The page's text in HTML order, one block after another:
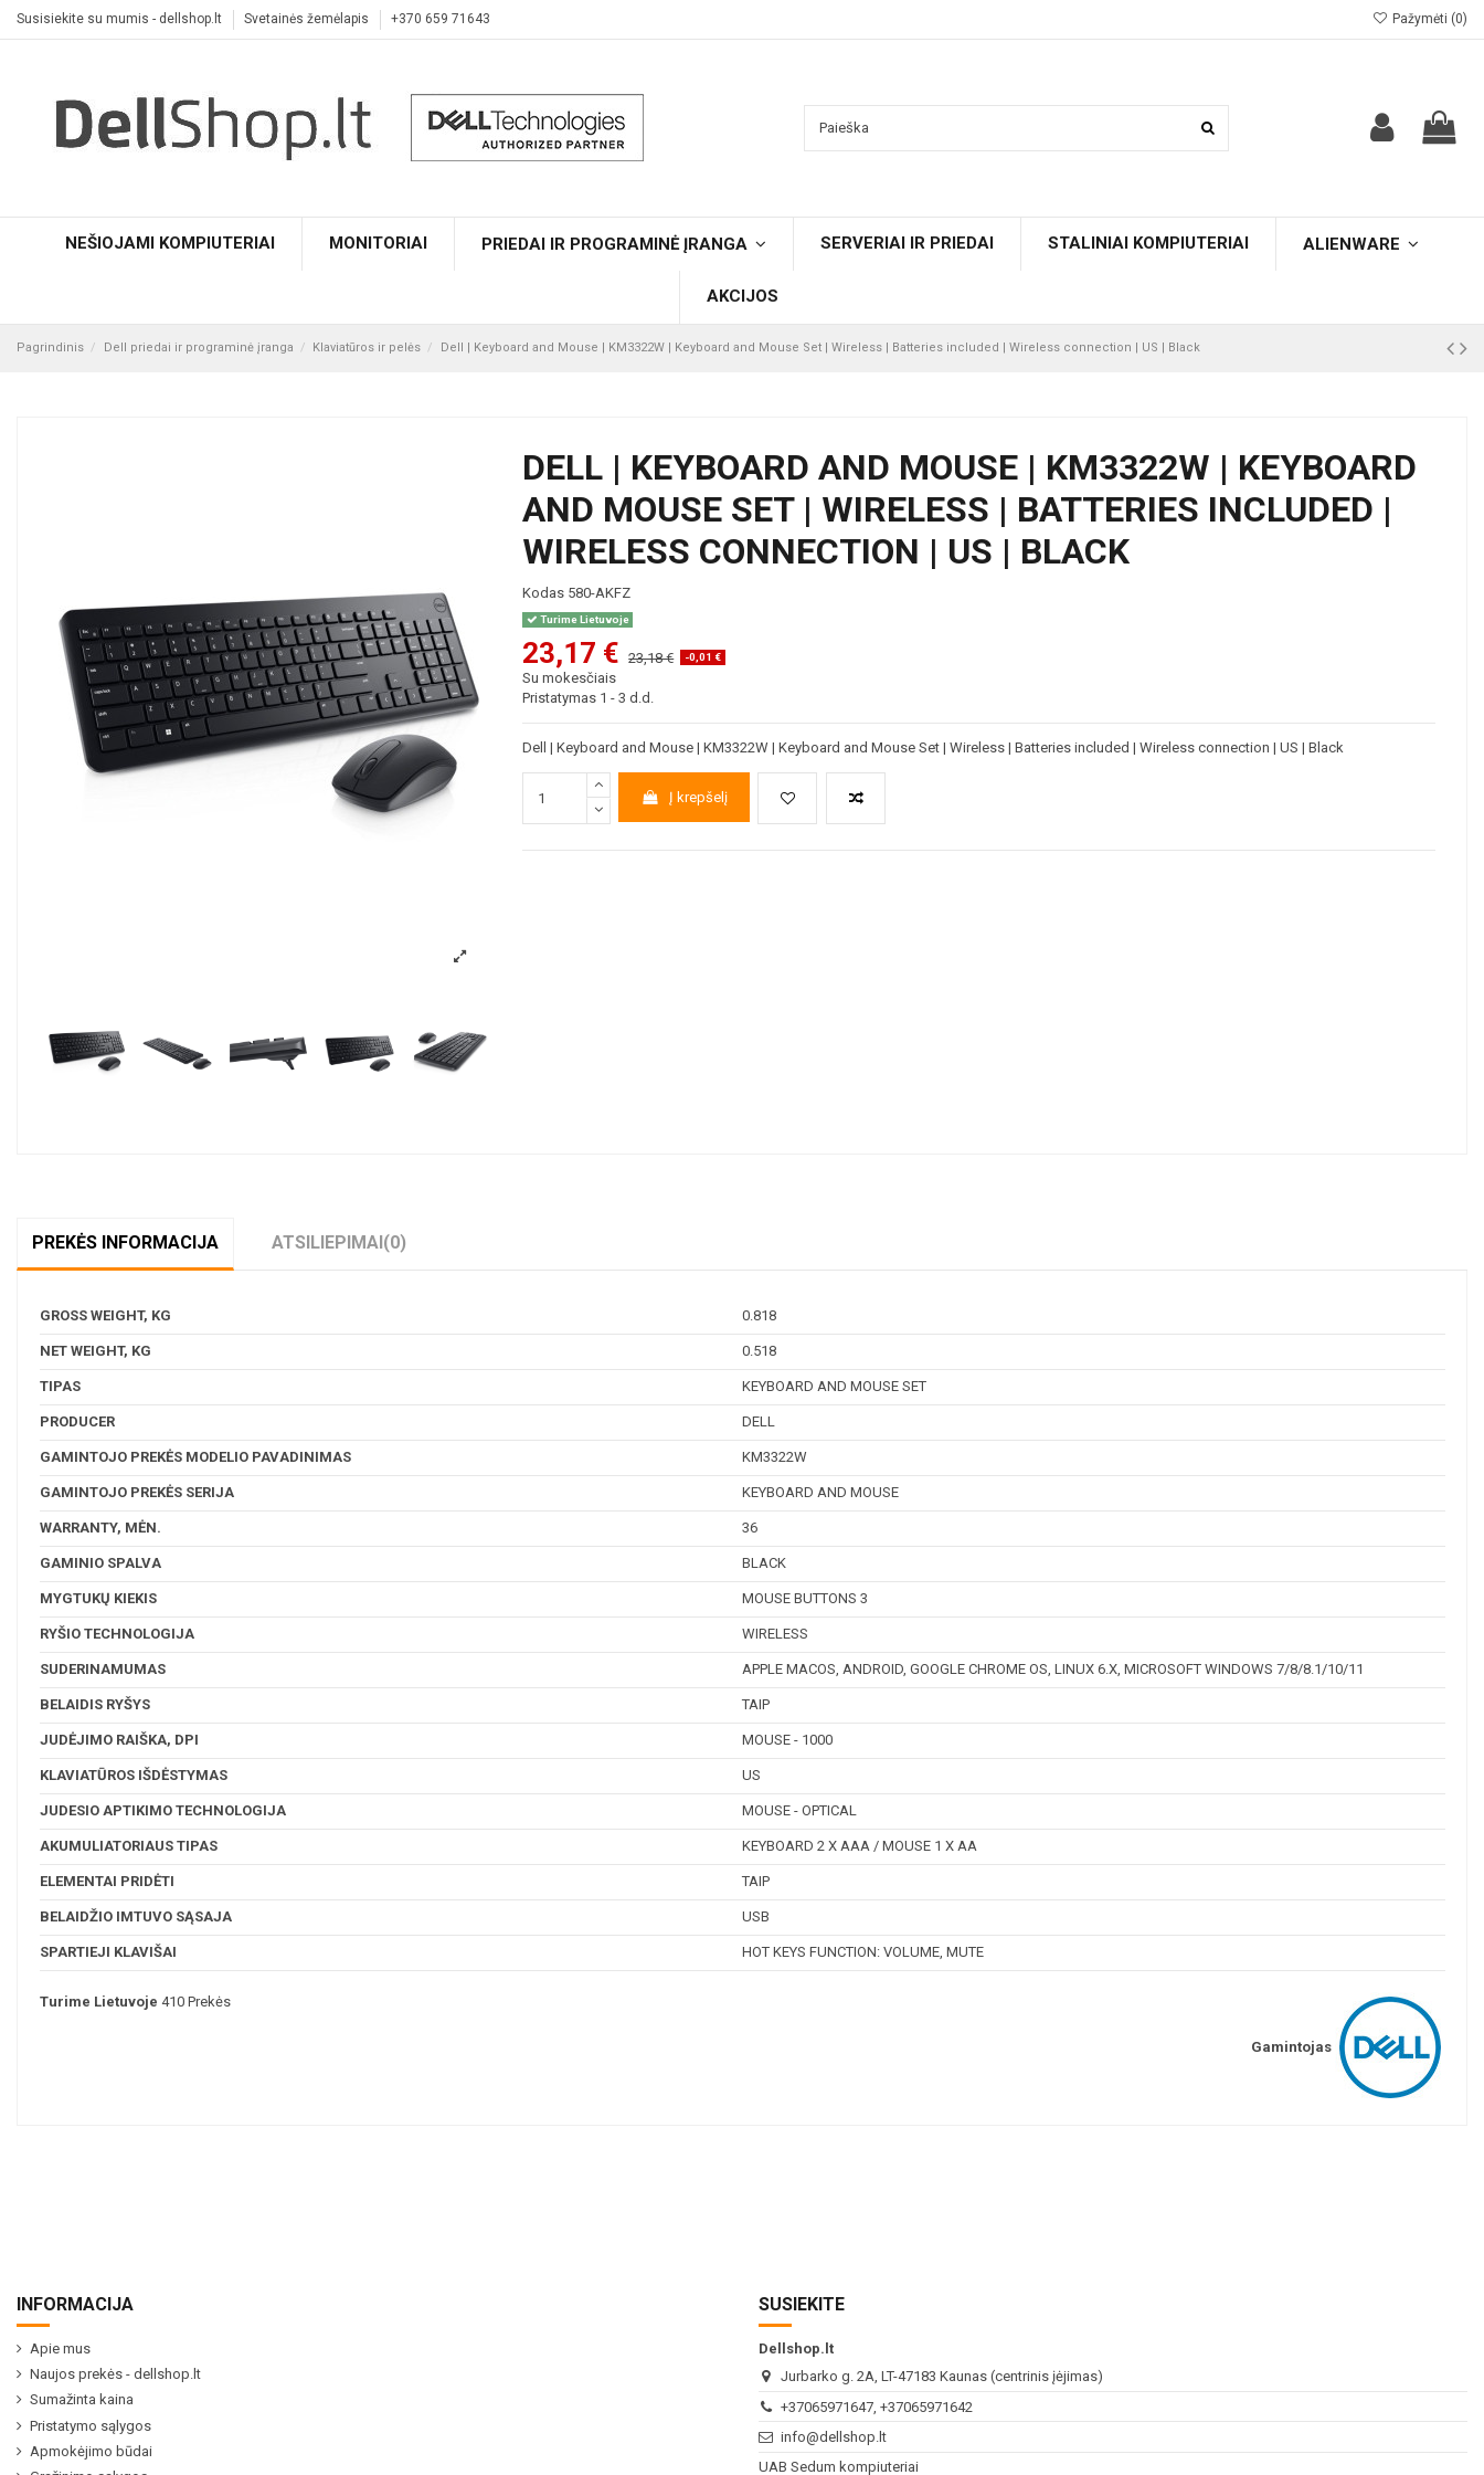
Susisiekite su mumis - dellshop.lt Svetainės žemėlapis +370 659 71643 Pažymėti (0)
NEŠIOJAMI KOMPIUTERIAI MONITORIAI PRIEDAI IR PROGRAMINĖ ĮRANGA SERVERIAI IR PRIEDAI STALINIAI KOMPIUTERIAI ALIENWARE
AKCIJOS
Pagrindinis Dell priedai ir programinė įranga Klaviatūros ir pelės Dell | Keyboard and Mouse | KM3322W | Keyboard and Mouse Set | Wireless | Batteries included | Wireless connection | US | Black
DELL | KEYBOARD AND MOUSE | KM3322W | KEYBOARD
AND MOUSE SET | WIRELESS | BATTERIES INCLUDED |
WIRELESS CONNECTION | US | BLACK
Kodas 580-AKFZ
Turime Lietuvoje
23,17 € 23,18 € -0,01 €
Su mokesčiais
Pristatymas 1 - 3 d.d.
Dell | Keyboard and Mouse | KM3322W | Keyboard and Mouse Set | Wireless | Batteries included | Wireless connection | US | Black
Į krepšelį
PREKĖS INFORMACIJA ATSILIEPIMAI(0)
GROSS WEIGHT, KG 0.818
NET WEIGHT, KG 0.518
TIPAS KEYBOARD AND MOUSE SET
PRODUCER DELL
GAMINTOJO PREKĖS MODELIO PAVADINIMAS KM3322W
GAMINTOJO PREKĖS SERIJA KEYBOARD AND MOUSE
WARRANTY, MĖN. 36
GAMINIO SPALVA BLACK
MYGTUKŲ KIEKIS MOUSE BUTTONS 3
RYŠIO TECHNOLOGIJA WIRELESS
SUDERINAMUMAS APPLE MACOS, ANDROID, GOOGLE CHROME OS, LINUX 6.X, MICROSOFT WINDOWS 7/8/8.1/10/11
BELAIDIS RYŠYS TAIP
JUDĖJIMO RAIŠKA, DPI MOUSE - 1000
KLAVIATŪROS IŠDĖSTYMAS US
JUDESIO APTIKIMO TECHNOLOGIJA MOUSE - OPTICAL
AKUMULIATORIAUS TIPAS KEYBOARD 2 X AAA / MOUSE 1 X AA
ELEMENTAI PRIDĖTI TAIP
BELAIDŽIO IMTUVO SĄSAJA USB
SPARTIEJI KLAVIŠAI HOT KEYS FUNCTION: VOLUME, MUTE
Gamintojas
Turime Lietuvoje 410 Prekės
INFORMACIJA
Apie mus
Naujos prekės - dellshop.lt
Sumažinta kaina
Pristatymo sąlygos
Apmokėjimo būdai
SUSIEKITE
Dellshop.lt
Jurbarko g. 2A, LT-47183 Kaunas (centrinis įėjimas)
+37065971647, +37065971642
info@dellshop.lt
UAB Sedum kompiuteriai